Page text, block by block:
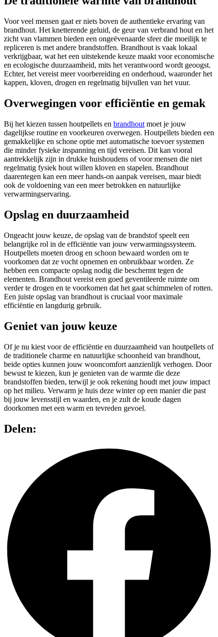
Voor veel mensen gaat er niets boven de authentieke ervaring van
brandhout. Het knetterende geluid, de geur van verbrand hout en het
zicht van vlammen bieden een ongeëvenaarde sfeer die moeilijk te
repliceren is met andere brandstoffen. Brandhout is vaak lokaal
verkrijgbaar, wat het een uitstekende keuze maakt voor economische
en ecologische duurzaamheid, mits het verantwoord wordt geoogst.
Echter, het vereist meer voorbereiding en onderhoud, waaronder het
kappen, kloven, drogen en regelmatig bijvullen van het vuur.
Overwegingen voor efficiëntie en gemak
Bij het kiezen tussen houtpellets en brandhout moet je jouw
dagelijkse routine en voorkeuren overwegen. Houtpellets bieden een
gemakkelijke en schone optie met automatische toevoer systemen
die minder fysieke inspanning en tijd vereisen. Dit kan vooral
aantrekkelijk zijn in drukke huishoudens of voor mensen die niet
regelmatig fysiek hout willen kloven en stapelen. Brandhout
daarentegen kan een meer hands-on aanpak vereisen, maar biedt
ook de voldoening van een meer betrokken en natuurlijke
verwarmingservaring.
Opslag en duurzaamheid
Ongeacht jouw keuze, de opslag van de brandstof speelt een
belangrijke rol in de efficiëntie van jouw verwarmingssysteem.
Houtpellets moeten droog en schoon bewaard worden om te
voorkomen dat ze vocht opnemen en onbruikbaar worden. Ze
hebben een compacte opslag nodig die beschermt tegen de
elementen. Brandhout vereist een goed geventileerde ruimte om
verder te drogen en te voorkomen dat het gaat schimmelen of rotten.
Een juiste opslag van brandhout is cruciaal voor maximale
efficiëntie en langdurig gebruik.
Geniet van jouw keuze
Of je nu kiest voor de efficiëntie en duurzaamheid van houtpellets of
de traditionele charme en natuurlijke schoonheid van brandhout,
beide opties kunnen jouw wooncomfort aanzienlijk verhogen. Door
bewust te kiezen, kun je genieten van de warmte die deze
brandstoffen bieden, terwijl je ook rekening houdt met jouw impact
op het milieu. Verwarm je huis deze winter op een manier die past
bij jouw levensstijl en waarden, en je zult de koude dagen
doorkomen met een warm en tevreden gevoel.
Delen: